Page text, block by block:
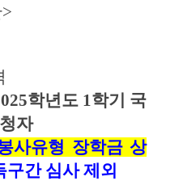
>
학년도 1 학기 국
자
사유형 장학금 상
구간 심사 제외